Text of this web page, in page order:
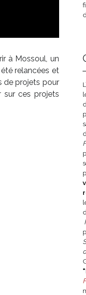
à Mossoul, un
relancées et
de projets pour
sur ces projets